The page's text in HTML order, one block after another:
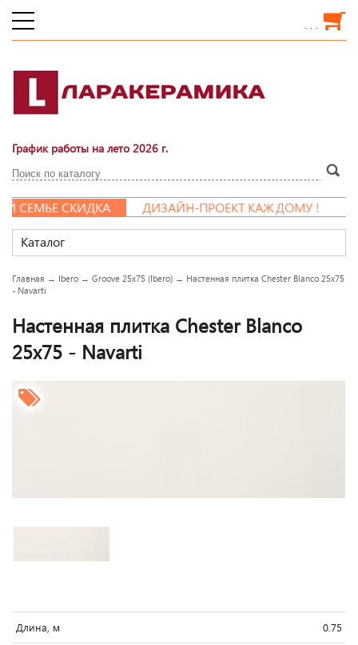
. . .
График работы на лето 2026 г.
СЕМЬЕ СКИДКА
ДИЗАЙН-ПРОЕКТ КАЖДОМУ !
Каталог
Главная → Ibero → Groove 25x75 (Ibero) → Настенная плитка Chester Blanco 25x75
- Navarti
Настенная плитка Chester Blanco
25x75 - Navarti
Длина, м 0.75